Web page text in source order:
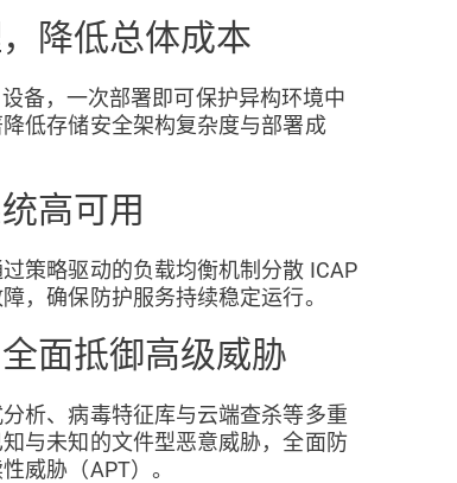
降低总体成本
备，一次部署即可保护异构环境中
低存储安全架构复杂度与部署成
高可用
策略驱动的负载均衡机制分散 ICAP
，确保防护服务持续稳定运行。
面抵御高级威胁
析、病毒特征库与云端查杀等多重
与未知的文件型恶意威胁，全面防
威胁（APT）。